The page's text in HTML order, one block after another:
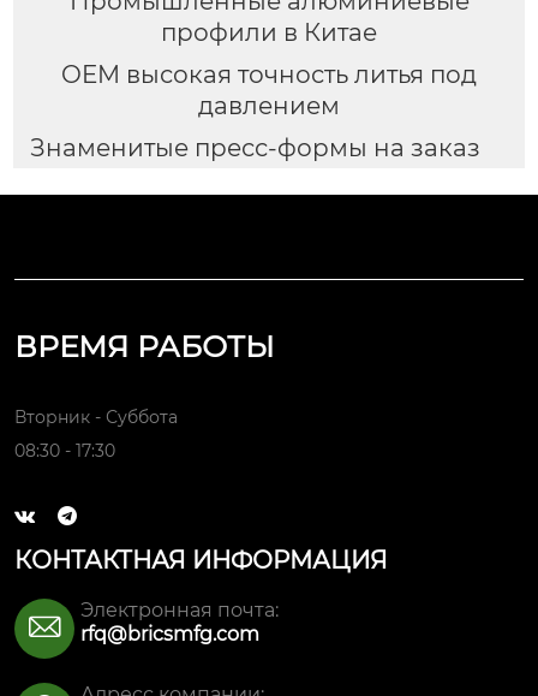
профили в Китае
OEM высокая точность литья под
давлением
Знаменитые пресс-формы на заказ
ВРЕМЯ РАБОТЫ
Вторник - Суббота
08:30 - 17:30
 
КОНТАКТНАЯ ИНФОРМАЦИЯ

Электронная почта:
rfq@bricsmfg.com